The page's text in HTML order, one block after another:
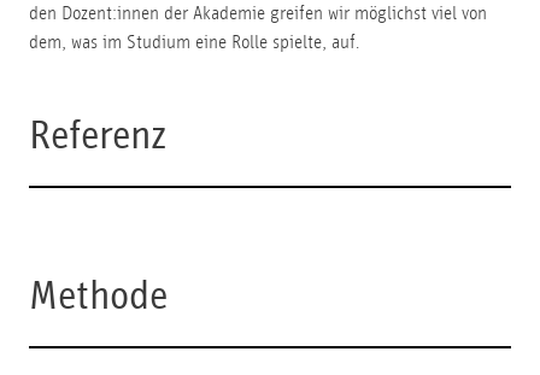
den Dozent:innen der Akademie greifen wir möglichst viel von
dem, was im Studium eine Rolle spielte, auf.
Referenz
Methode